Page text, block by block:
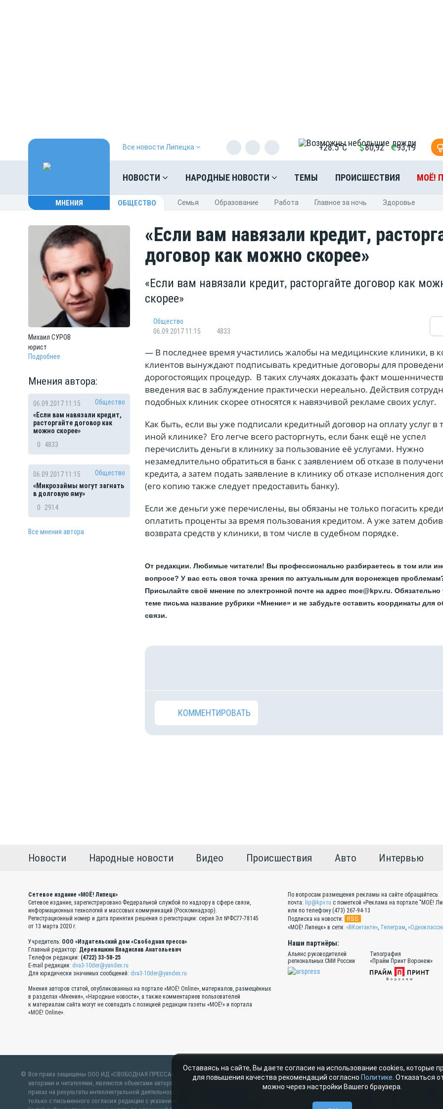
Все новости Липецка +28.5°C 80,92 93,19
НОВОСТИ НАРОДНЫЕ НОВОСТИ ТЕМЫ ПРОИСШЕСТВИЯ МОЁ!
МНЕНИЯ ОБЩЕСТВО Cемья Oбразование Pабота Главное за ночь Здоровье
Михаил СУРОВ
юрист
Подробнее
Мнения автора:
06.09.2017 11:15
Общество
«Если вам навязали кредит,
расторгайте договор как
можно скорее»
0
4833
06.09.2017 11:15
Общество
«Микрозаймы могут загнать
в долговую яму»
0
2914
Все мнения автора
«Если вам навязали кредит,
договор как можно скорее»
«Если вам навязали кредит, расторгайте договор как
скорее»
Общество
06.09.2017 11:15
4833
— В последнее время участились жалобы на медицинские клиники, в
клиентов вынуждают подписывать кредитные договоры для
дорогостоящих процедур. В таких случаях доказать факт
введения вас в заблуждение практически нереально. Действия
подобных клиник скорее относятся к навязчивой рекламе своих услуг.
Как быть, если вы уже подписали кредитный договор на оплату услуг в
иной клинике? Его легче всего расторгнуть, если банк ещё не успел
перечислить деньги в клинику за пользование её услугами. Нужно
незамедлительно обратиться в банк с заявлением об отказе в
кредита, а затем подать заявление в клинику об отказе исполнения
(его копию также следует предоставить банку).
Если же деньги уже перечислены, вы обязаны не только погасить
оплатить проценты за время пользования кредитом. А уже затем
возврата средств у клиники, в том числе в судебном порядке.
От редакции. Любимые читатели! Вы профессионально разбираетесь в том или
вопросе? У вас есть своя точка зрения по актуальным для воронежцев
Присылайте своё мнение по электронной почте на адрес moe@kpv.ru. Обязательно
теме письма название рубрики «Мнение» и не забудьте оставить координаты для
связи.
КОММЕНТИРОВАТЬ
Новости Народные новости Видео Происшествия Авто Интервью
Сетевое издание «МОЁ! Липецк»
Сетевое издание, зарегистрировано Федеральной службой по надзору в сфере связи,
информационных технологий и массовых коммуникаций (Роскомнадзор).
Регистрационный номер и дата принятия решения о регистрации: серия Эл №ФС77-78145
от 13 марта 2020 г.
Учредитель: ООО «Издательский дом «Свободная пресса»
Главный редактор: Деревяшкин Владислав Анатольевич
Телефон редакции: (4722) 33-58-25
E-mail редакции: dva3-10der@yandex.ru
Для юридически значимых сообщений: dva3-10der@yandex.ru
Мнения авторов статей, опубликованных на портале «МОЁ! Online», материалов, размещённых
в разделах «Мнения», «Народные новости», а также комментариев пользователей
к материалам сайта могут не совпадать с позицией редакции газеты «МОЁ!» и портала
«МОЁ! Online».
По вопросам размещения рекламы на сайте обращайтесь:
почта: lip@kpv.ru с пометкой «Реклама на портале "МОЁ!
или по телефону (473) 267-94-13
Подписка на новости:
RSS
«МОЁ! Липецк» в сети: «ВКонтакте», Телеграм,
Наши партнёры:
Альянс руководителей
региональных СМИ России
Типография
«Прайм Принт Воронеж»
Все права защищены ООО ИД «СВОБОДНАЯ ПРЕССА» 2007–2024 Любые материалы, размещенные на портале «МОЁ! Online» сотрудниками редакции,
авторами и читателями, являются объектами авторского права. Права ООО ИД «СВОБОДНАЯ ПРЕССА» на указанные материалы охраняются
правах на результаты интеллектуальной деятельности. Полное или частичное использование материалов, размещенных на портале «МОЁ! Online»,
только с письменного согласия редакции с указанием ссылки на источник. Частичное цитирование возможно только при условии гиперссылки на
Оставаясь на сайте, Вы даете согласие на использование cookies, которые
для повышения качества рекомендаций согласно Политике . Отказаться
можно через настройки Вашего браузера.